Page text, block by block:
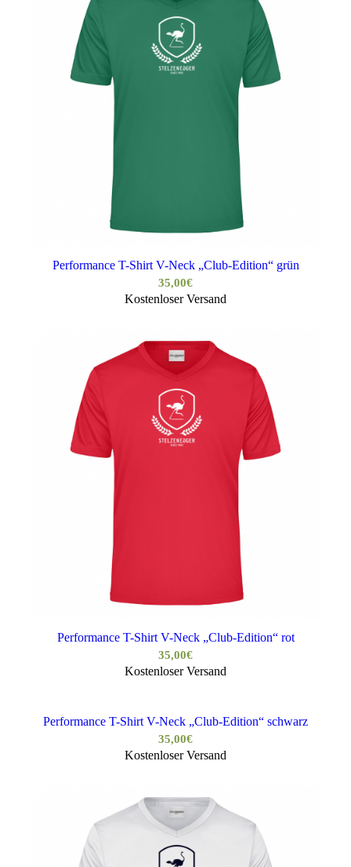
Performance T-Shirt V-Neck „Club-Edition“ grün
35,00€
Kostenloser Versand
Performance T-Shirt V-Neck „Club-Edition“ rot
35,00€
Kostenloser Versand
Performance T-Shirt V-Neck „Club-Edition“ schwarz
35,00€
Kostenloser Versand